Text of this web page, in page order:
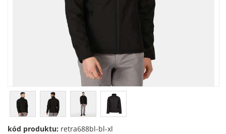
kód produktu: retra688bl-bl-xl